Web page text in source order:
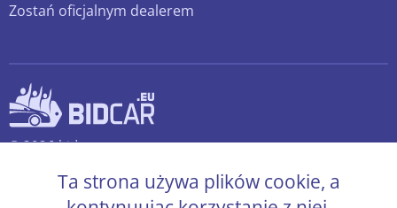
Zostań oficjalnym dealerem
© 2026 bidcar.eu
Ta strona używa plików cookie, a